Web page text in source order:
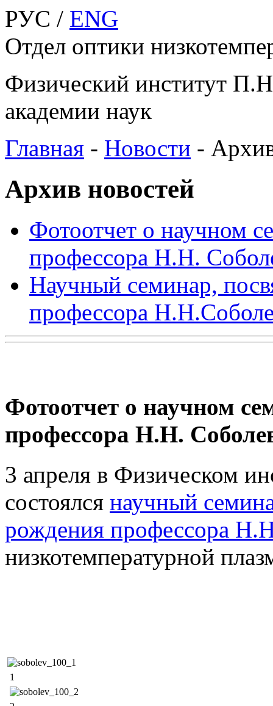
РУС / ENG
Отдел оптики
Физический институт
академии наук
Главная - Новости -
Архив новостей
Фотоотчет о научном
профессора Н.Н.
Научный семинар,
профессора
Фотоотчет о научном
профессора Н.Н.
3 апреля в Физическом
состоялся научный
рождения профессора
низкотемпературной
1